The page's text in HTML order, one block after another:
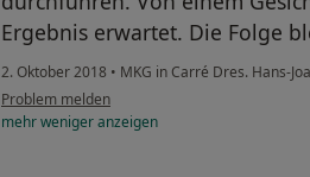
Ergebnis erwartet. Die Folge
2. Oktober 2018 • MKG in Carré Dres. Hans-
Problem melden
mehrwenigeranzeigen